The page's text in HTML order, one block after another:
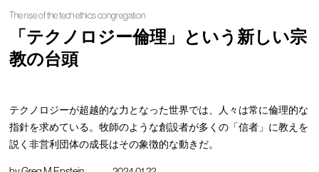
The rise of the tech ethics congregation
「テクノロジー倫理」という新しい宗
教の台頭
テクノロジーが超越的な力となった世界では、人々は常に倫理的な
指針を求めている。牧師のような創設者が多くの「信者」に教えを
説く非営利団体の成長はその象徴的な動きだ。